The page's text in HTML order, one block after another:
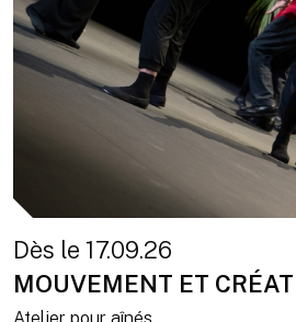
Dès le 17.09.26
MOUVEMENT ET